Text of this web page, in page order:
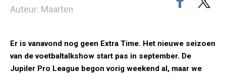
Auteur: Maarten
Er is vanavond nog geen Extra Time. Het nieuwe seizoen
van de voetbaltalkshow start pas in september. De
Jupiler Pro League begon vorig weekend al, maar we